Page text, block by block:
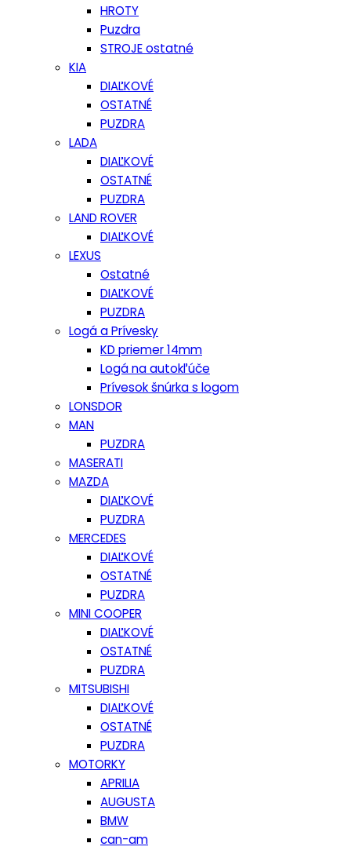
HROTY
Puzdra
STROJE ostatné
KIA
DIAĽKOVÉ
OSTATNÉ
PUZDRA
LADA
DIAĽKOVÉ
OSTATNÉ
PUZDRA
LAND ROVER
DIAĽKOVÉ
LEXUS
Ostatné
DIAĽKOVÉ
PUZDRA
Logá a Prívesky
KD priemer 14mm
Logá na autokľúče
Prívesok šnúrka s logom
LONSDOR
MAN
PUZDRA
MASERATI
MAZDA
DIAĽKOVÉ
PUZDRA
MERCEDES
DIAĽKOVÉ
OSTATNÉ
PUZDRA
MINI COOPER
DIAĽKOVÉ
OSTATNÉ
PUZDRA
MITSUBISHI
DIAĽKOVÉ
OSTATNÉ
PUZDRA
MOTORKY
APRILIA
AUGUSTA
BMW
can-am